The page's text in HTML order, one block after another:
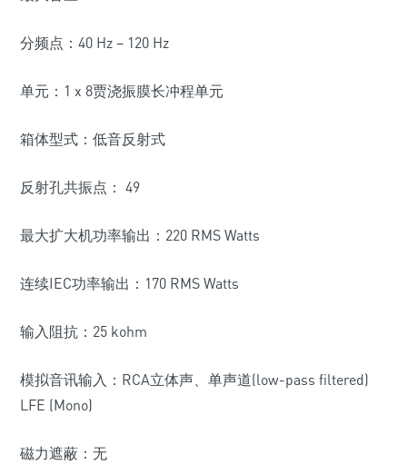
分频点：40 Hz – 120 Hz
单元：1 x 8贾浇振膜长冲程单元
箱体型式：低音反射式
反射孔共振点： 49
最大扩大机功率输出：220 RMS Watts
连续IEC功率输出：170 RMS Watts
输入阻抗：25 kohm
模拟音讯输入：RCA立体声、单声道(low-pass filtered)
LFE (Mono)
磁力遮蔽：无